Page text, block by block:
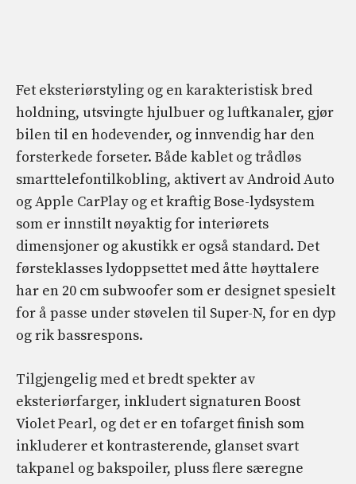
Fet eksteriørstyling og en karakteristisk bred
holdning, utsvingte hjulbuer og luftkanaler, gjør
bilen til en hodevender, og innvendig har den
forsterkede forseter. Både kablet og trådløs
smarttelefontilkobling, aktivert av Android Auto
og Apple CarPlay og et kraftig Bose-lydsystem
som er innstilt nøyaktig for interiørets
dimensjoner og akustikk er også standard. Det
førsteklasses lydoppsettet med åtte høyttalere
har en 20 cm subwoofer som er designet spesielt
for å passe under støvelen til Super-N, for en dyp
og rik bassrespons.
Tilgjengelig med et bredt spekter av
eksteriørfarger, inkludert signaturen Boost
Violet Pearl, og det er en tofarget finish som
inkluderer et kontrasterende, glanset svart
takpanel og bakspoiler, pluss flere særegne